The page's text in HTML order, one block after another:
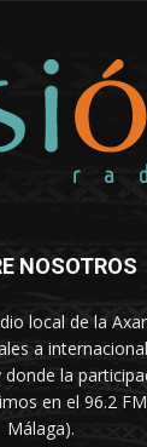
NOSOTROS
local de la
a
la
en el 96.2
Málaga).